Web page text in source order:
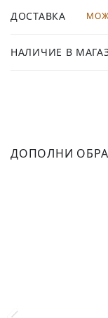
ДОСТАВКА
НАЛИЧИЕ В
ДОПОЛНИ